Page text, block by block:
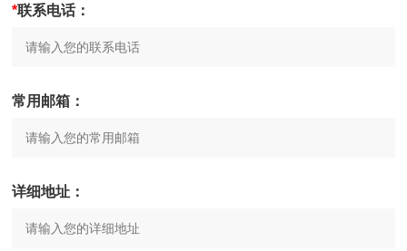
*联系电话：
常用邮箱：
详细地址：